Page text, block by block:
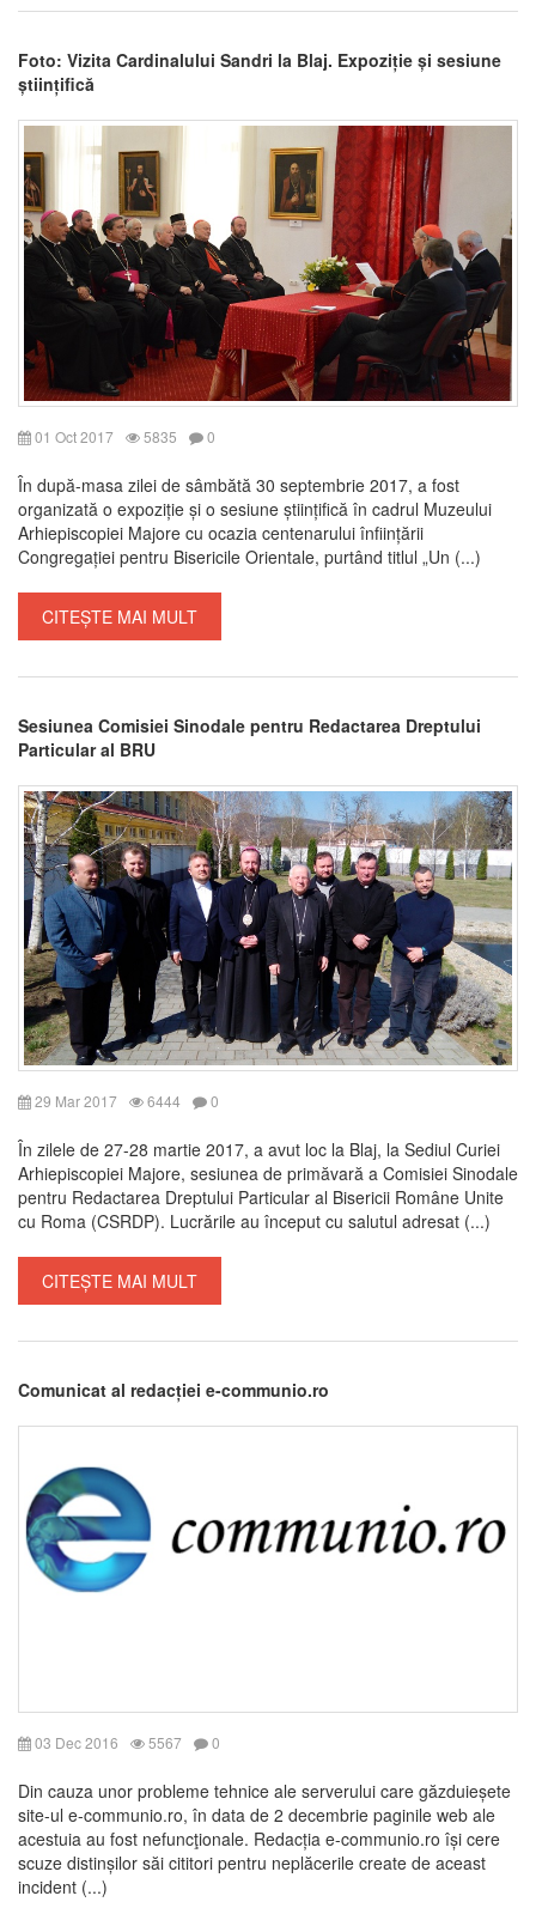
Foto: Vizita Cardinalului Sandri la Blaj. Expoziție și sesiune
științifică
01 Oct 2017 5835 0
În după-masa zilei de sâmbătă 30 septembrie 2017, a fost
organizată o expoziție și o sesiune științifică în cadrul Muzeului
Arhiepiscopiei Majore cu ocazia centenarului înființării
Congregației pentru Bisericile Orientale, purtând titlul „Un (...)
CITEȘTE MAI MULT
Sesiunea Comisiei Sinodale pentru Redactarea Dreptului
Particular al BRU
29 Mar 2017 6444 0
În zilele de 27-28 martie 2017, a avut loc la Blaj, la Sediul Curiei
Arhiepiscopiei Majore, sesiunea de primăvară a Comisiei Sinodale
pentru Redactarea Dreptului Particular al Bisericii Române Unite
cu Roma (CSRDP). Lucrările au început cu salutul adresat (...)
CITEȘTE MAI MULT
Comunicat al redacției e-communio.ro
03 Dec 2016 5567 0
Din cauza unor probleme tehnice ale serverului care găzduieșete
site-ul e-communio.ro, în data de 2 decembrie paginile web ale
acestuia au fost nefuncţionale. Redacția e-communio.ro își cere
scuze distinșilor săi cititori pentru neplăcerile create de aceast
incident (...)